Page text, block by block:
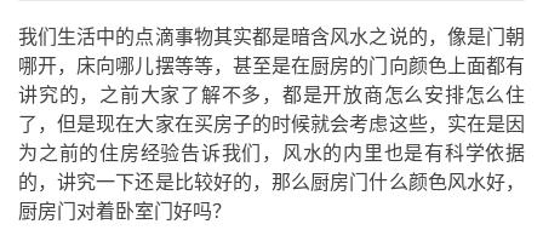
我们生活中的点滴事物其实都是暗含风水之说的，像是门朝
哪开，床向哪儿摆等等，甚至是在厨房的门向颜色上面都有
讲究的，之前大家了解不多，都是开放商怎么安排怎么住
了，但是现在大家在买房子的时候就会考虑这些，实在是因
为之前的住房经验告诉我们，风水的内里也是有科学依据
的，讲究一下还是比较好的，那么厨房门什么颜色风水好，
厨房门对着卧室门好吗？